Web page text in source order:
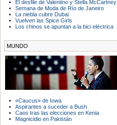
El desfile de Valentino y Stella McCartney
Semana de Moda de Río de Janeiro
La niebla cubre Dubai
Vuelven las Spice Girls
Los chinos se apuntan a la bici eléctrica
MUNDO
«Caucus» de Iowa
Aspirantes a suceder a Bush
Caos tras las elecciones en Kenia
Magnicidio en Pakistán